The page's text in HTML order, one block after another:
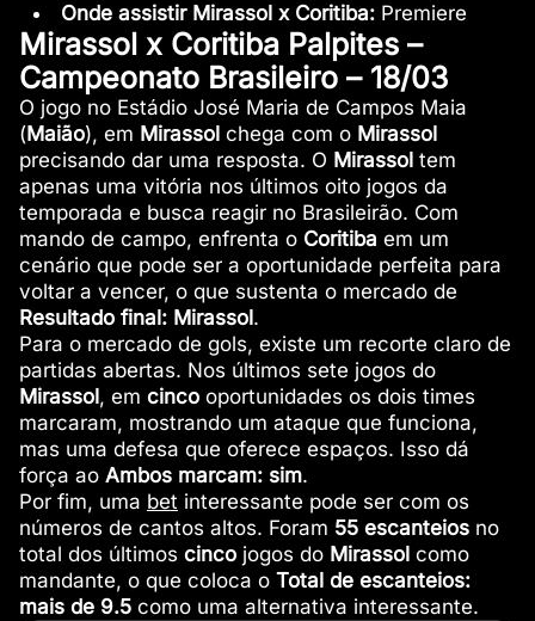
Onde assistir Mirassol x Coritiba:Premiere
Mirassol x Coritiba Palpites –
Campeonato Brasileiro – 18/03
O jogo no Estádio José Maria de Campos Maia
(Maião), em Mirassol chega com o Mirassol
precisando dar uma resposta. O Mirassol tem
apenas uma vitória nos últimos oito jogos da
temporada e busca reagir no Brasileirão. Com
mando de campo, enfrenta o Coritiba em um
cenário que pode ser a oportunidade perfeita para
voltar a vencer, o que sustenta o mercado de
Resultado final: Mirassol .
Para o mercado de gols, existe um recorte claro de
partidas abertas. Nos últimos sete jogos do
Mirassol , em cincooportunidades os dois times
marcaram, mostrando um ataque que funciona,
mas uma defesa que oferece espaços. Isso dá
força ao Ambos marcam: sim.
Por fim, uma betinteressante pode ser com os
números de cantos altos. Foram 55 escanteiosno
total dos últimos cincojogos do Mirassol como
mandante, o que coloca o Total de escanteios:
mais de 9.5como uma alternativa interessante.